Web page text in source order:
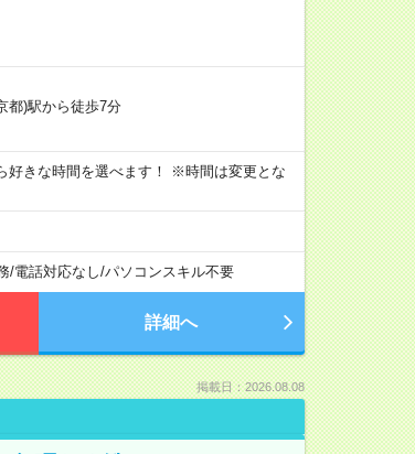
都)駅から徒歩7分
好きな時間を選べます！ ※時間は変更とな
/電話対応なし/パソコンスキル不要
詳細へ
掲載日：2026.08.08